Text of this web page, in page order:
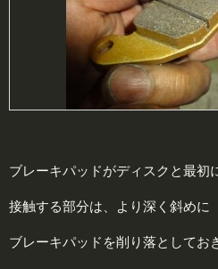
ブレーキパッドがディスクと最初
接触する部分は、より深く斜めに
ブレーキパッドを削り落としてお